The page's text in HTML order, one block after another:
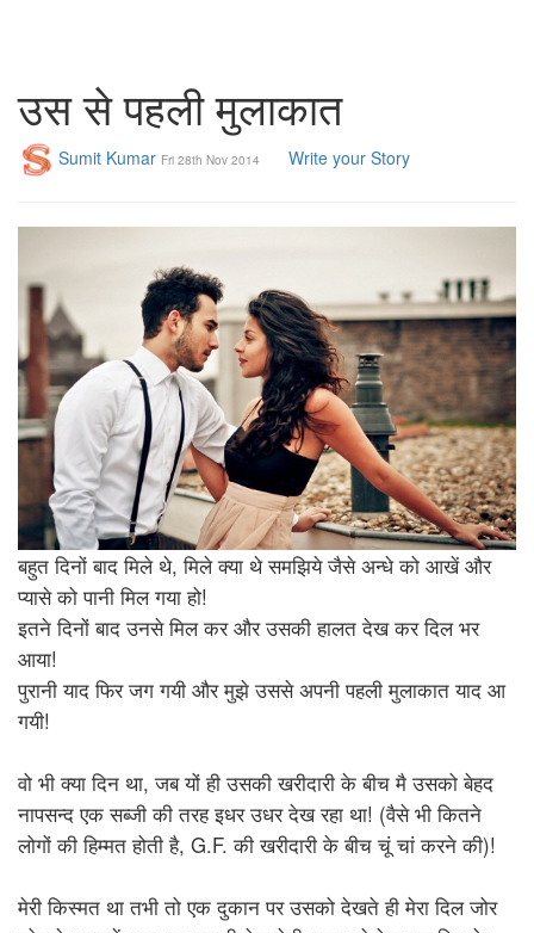
उस से पहली मुलाकात
Sumit Kumar Fri 28th Nov 2014 Write your Story
बहुत दिनों बाद मिले थे, मिले क्या थे समझिये जैसे अन्धे को आखें और
प्यासे को पानी मिल गया हो!
इतने दिनों बाद उनसे मिल कर और उसकी हालत देख कर दिल भर
आया!
पुरानी याद फिर जग गयी और मुझे उससे अपनी पहली मुलाकात याद आ
गयी!
वो भी क्या दिन था, जब यों ही उसकी खरीदारी के बीच मै उसको बेहद
नापसन्द एक सब्जी की तरह इधर उधर देख रहा था! (वैसे भी कितने
लोगों की हिम्मत होती है, G.F. की खरीदारी के बीच चूं चां करने की)!
मेरी किस्मत था तभी तो एक दुकान पर उसको देखते ही मेरा दिल जोर